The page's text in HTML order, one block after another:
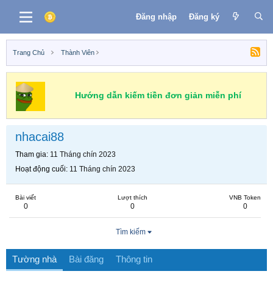
Đăng nhập Đăng ký
Trang Chủ Thành Viên
Hướng dẫn kiếm tiền đơn giản miễn phí
nhacai88
Tham gia 11 Tháng chín 2023
Hoạt động cuối 11 Tháng chín 2023
Bài viết
0
Lượt thích
0
VNB Token
0
Tìm kiếm
Tường nhà Bài đăng Thông tin